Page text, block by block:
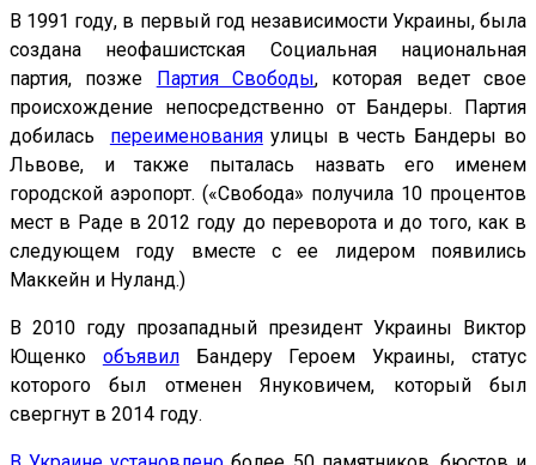
В 1991 году, в первый год независимости Украины, была
создана неофашистская Социальная национальная
партия, позже
Партия Свободы, которая ведет свое
происхождение непосредственно от Бандеры. Партия
добилась переименованияулицы в честь Бандеры во
Львове, и также пыталась назвать его именем
городской аэропорт. («Свобода» получила 10 процентов
мест в Раде в 2012 году до переворота и до того, как в
следующем году вместе с ее лидером появились
Маккейн и Нуланд.)
В 2010 году прозападный президент Украины Виктор
Ющенко объявилБандеру Героем Украины, статус
которого был отменен Януковичем, который был
свергнут в 2014 году.